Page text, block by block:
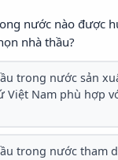
nước nào được
nhà thầu?
trong nước sản
Việt Nam phù hợp
trong nước tham